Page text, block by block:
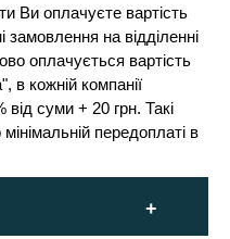
Ви оплачуєте вартість
замовлення на відділенні
оплачується вартість
в кожній компанії
суми + 20 грн. Такі
передоплаті в